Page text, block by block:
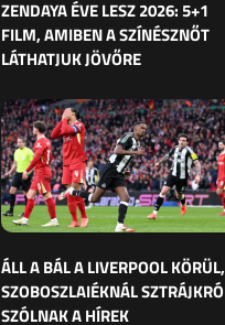
ZENDAYA ÉVE LESZ 2026: 5+1
FILM, AMIBEN A SZÍNÉSZNŐT
LÁTHATJUK JÖVŐRE
ÁLL A BÁL A LIVERPOOL KÖRÜL,
SZOBOSZLAIÉKNÁL
SZÓLNAK A HÍREK